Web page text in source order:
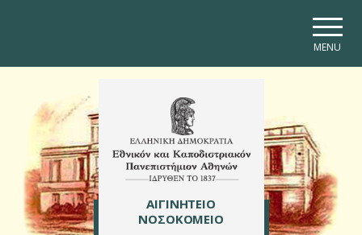
MENU
ΑΙΓΙΝΗΤΕΙΟ
ΝΟΣΟΚΟΜΕΙΟ